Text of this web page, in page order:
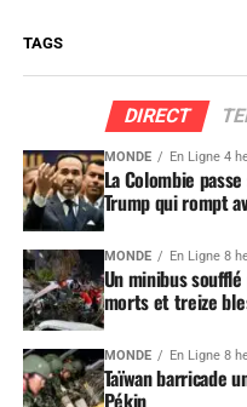
TAGS
DIRECT
MONDE En Ligne 4
La Colombie
Trump qui rompt
MONDE En Ligne 8
Un minibus
morts et treize
MONDE En Ligne 8
Taïwan barricade
Pékin